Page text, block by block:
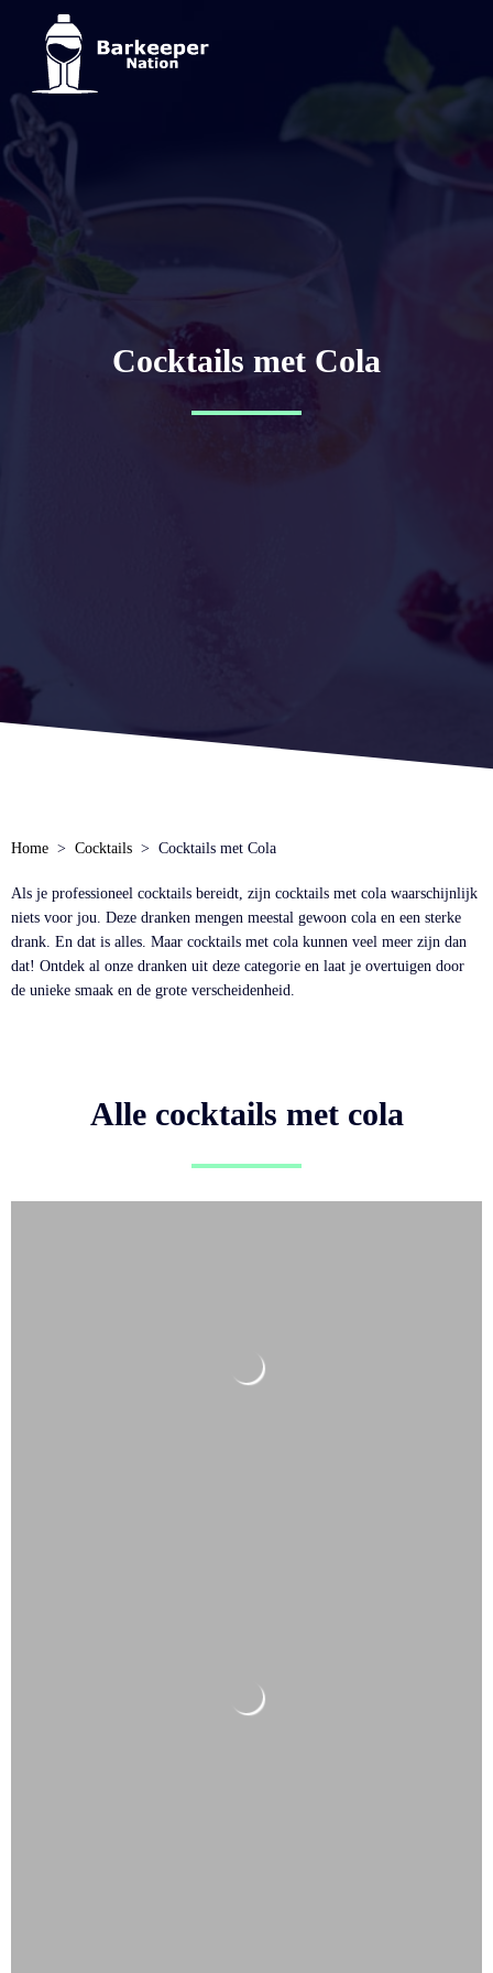
Cocktails met Cola
Home Cocktails Cocktails met Cola
Als je professioneel cocktails bereidt, zijn cocktails met cola waarschijnlijk
niets voor jou. Deze dranken mengen meestal gewoon cola en een sterke
drank. En dat is alles. Maar cocktails met cola kunnen veel meer zijn dan
dat! Ontdek al onze dranken uit deze categorie en laat je overtuigen door
de unieke smaak en de grote verscheidenheid.
Alle cocktails met cola